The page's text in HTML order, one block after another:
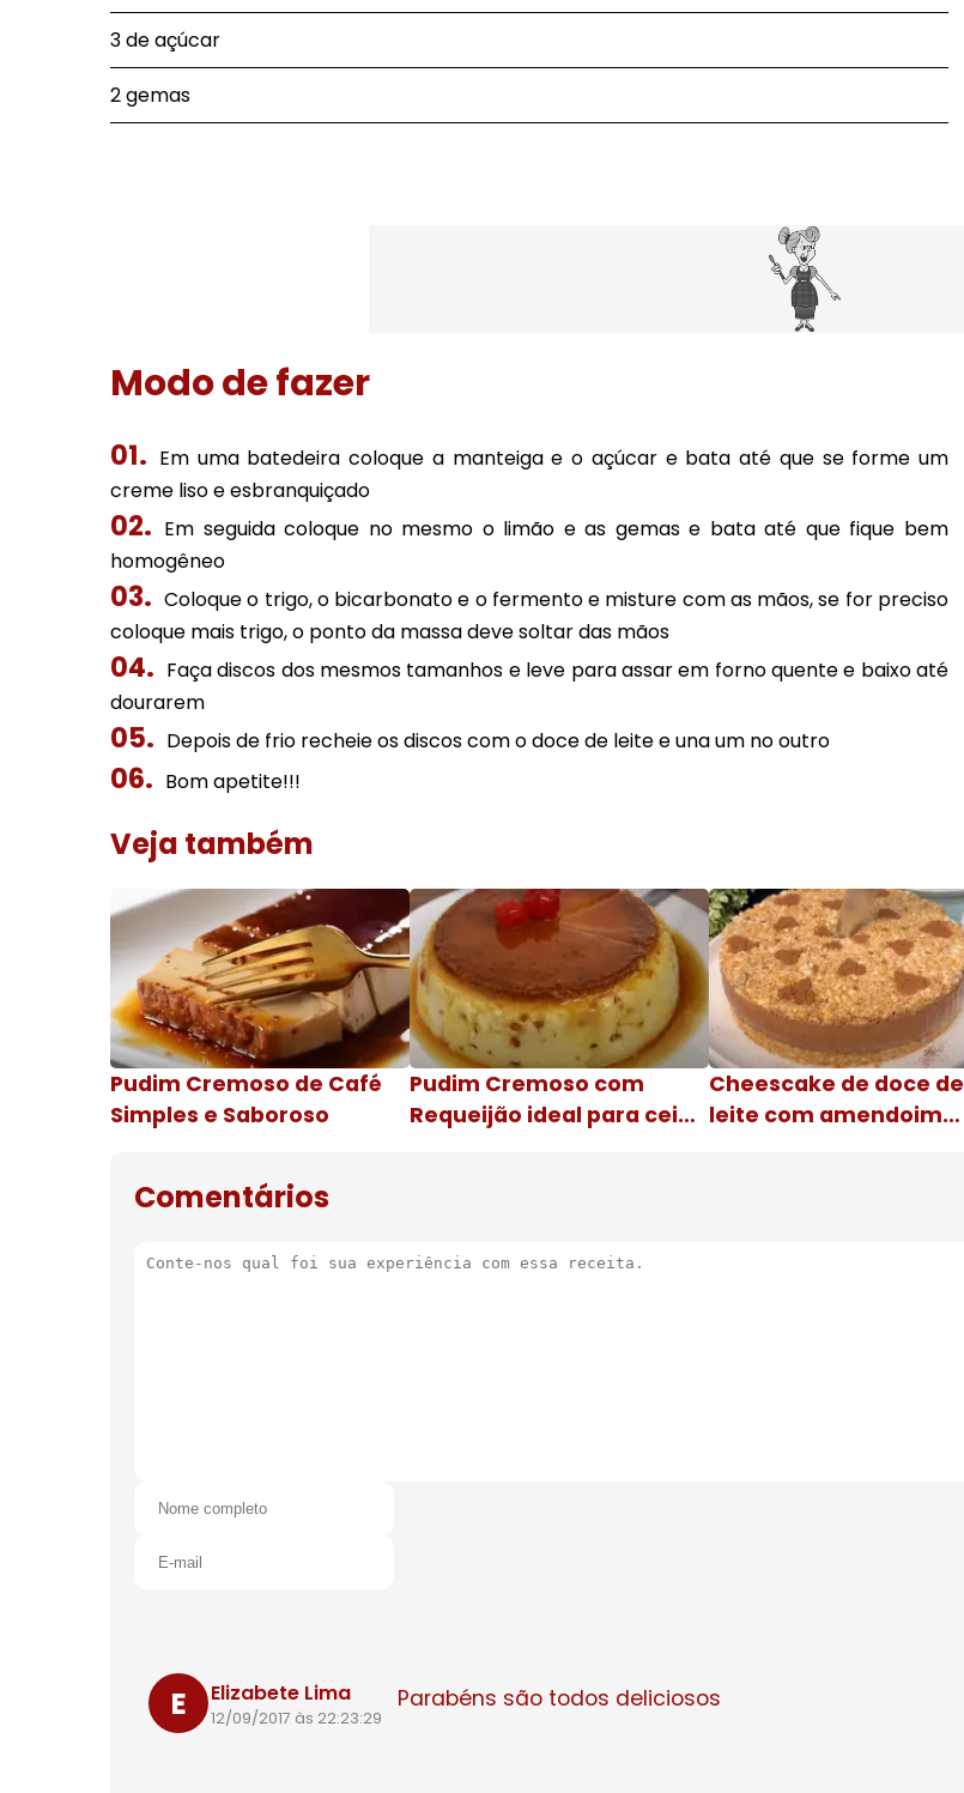
3 de açúcar
2 gemas
Modo de fazer
Em uma batedeira coloque a manteiga e o açúcar e bata até que se forme um
creme liso e esbranquiçado
Em seguida coloque no mesmo o limão e as gemas e bata até que fique bem
homogêneo
Coloque o trigo, o bicarbonato e o fermento e misture com as mãos, se for preciso
coloque mais trigo, o ponto da massa deve soltar das mãos
Faça discos dos mesmos tamanhos e leve para assar em forno quente e baixo até
dourarem
Depois de frio recheie os discos com o doce de leite e una um no outro
Bom apetite!!!
Veja também
Pudim Cremoso de Café
Simples e Saboroso
Pudim Cremoso com
Requeijão ideal para ceia
Cheescake de doce de
leite com amendoim
Comentários
E Elizabete Lima
12/09/2017 às 22:23:29
Parabéns são todos deliciosos